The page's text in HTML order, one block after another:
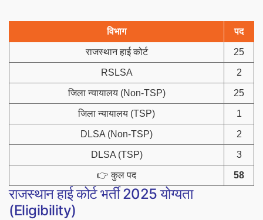
विभाग पद
राजस्थान हाई कोर्ट 25
RSLSA 2
जिला न्यायालय (Non-TSP) 25
जिला न्यायालय (TSP) 1
DLSA (Non-TSP) 2
DLSA (TSP) 3
👉 कुल पद 58
राजस्थान हाई कोर्ट भर्ती 2025 योग्यता
(Eligibility)